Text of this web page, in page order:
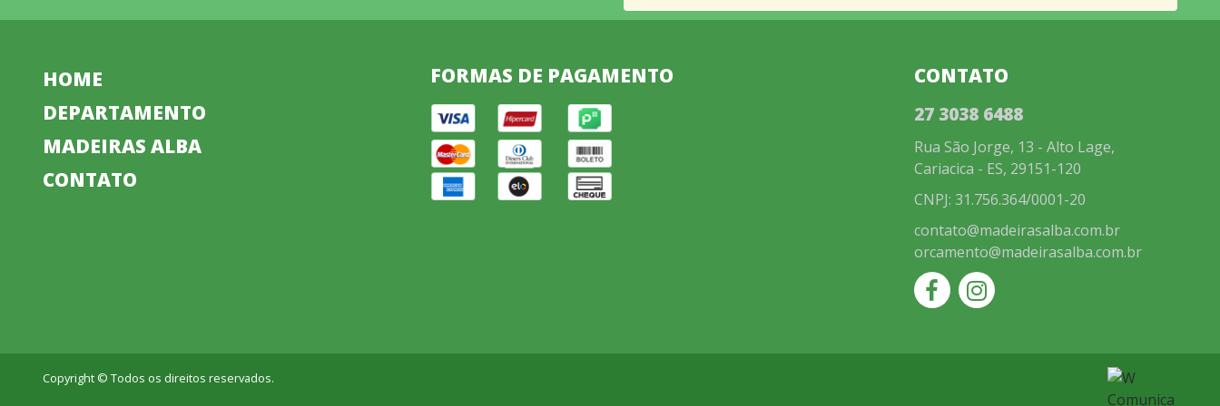
HOME
DEPARTAMENTO
MADEIRAS ALBA
CONTATO
FORMAS DE PAGAMENTO CONTATO
27 3038 6488
Rua São Jorge, 13 - Alto Lage,
Cariacica - ES, 29151-120
CNPJ: 31.756.364/0001-20
contato@madeirasalba.com.br
orcamento@madeirasalba.com.br
Copyright © Todos os direitos reservados.